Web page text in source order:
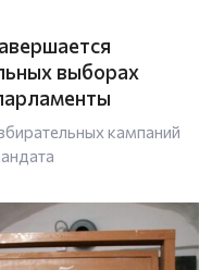
выборах
кампаний